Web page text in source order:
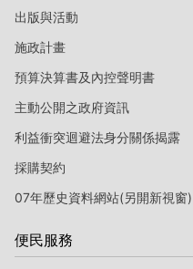
出版與活動
施政計畫
預算決算書及內控聲明書
主動公開之政府資訊
利益衝突迴避法身分關係揭露
採購契約
07年歷史資料網站(另開新視窗)
便民服務